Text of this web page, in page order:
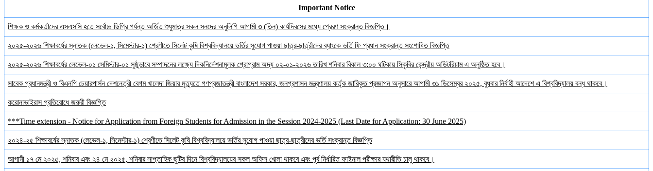
Important Notice
শিক্ষক ও কর্মকর্তাদের এসএসসি হতে সর্বোচ্চ ডিগ্রি পর্যন্ত অর্জিত শুধুমাত্র সকল সনদের অনুলিপি আগামী ৩ (তিন) কার্যদিবসের মধ্যে প্রেরণ সংক্রান্ত বিজ্ঞপ্তি।
২০২৫-২০২৬ শিক্ষাবর্ষের স্নাতক (লেভেল-১, সিমেস্টার-১) শ্রেণীতে সিলেট কৃষি বিশ্ববিদ্যালয়ে ভর্তির সুযোগ পাওয়া ছাত্র-ছাত্রীদের ব্যাংকে ভর্তি ফি প্রধান সংক্রান্ত সংশোধিত বিজ্ঞপ্তি
২০২৫-২০২৬ শিক্ষাবর্ষের লেভেল-০১ সেমিস্টার-০১ সুষ্ঠুভাবে সম্পাদনের লক্ষ্যে দিকনির্দেশনামূলক প্রোগ্রাম অদ্য ০২-০১-২০২৬ তারিখ শনিবার বিকাল ৩:০০ ঘটিকায় সিকৃবির কেন্দ্রীয় অডিটরিয়াম এ অনুষ্ঠিত হবে।
সাবেক প্রধানমন্ত্রী ও বিএনপি চেয়ারপার্সন দেশনেত্রী বেগম খালেদা জিয়ার মৃত্যুতে গণপ্রজাতন্ত্রী বাংলাদেশ সরকার, জনপ্রশাসন মন্ত্রণালয় কর্তৃক জারিকৃত প্রজ্ঞাপন অনুসারে আগামী ৩১ ডিসেম্বর ২০২৫, বুধবার নির্বাহী আদেশে এ বিশ্ববিদ্যালয় বন্ধ থাকবে।
করোনাভাইরাস প্রতিরোধে জরুরী বিজ্ঞপ্তি
***Time extension - Notice for Application from Foreign Students for Admission in the Session 2024-2025 (Last Date for Application: 30 June 2025)
২০২৪-২৫ শিক্ষাবর্ষের স্নাতক (লেভেল-১, সিমেস্টার-১) শ্রেণীতে সিলেট কৃষি বিশ্ববিদ্যালয়ে ভর্তির সুযোগ পাওয়া ছাত্র-ছাত্রীদের ভর্তি সংক্রান্ত বিজ্ঞপ্তি
আগামী ১৭ মে ২০২৫, শনিবার এবং ২৪ মে ২০২৫, শনিবার সাপ্তাহিক ছুটির দিনে বিশ্ববিদ্যালয়ের সকল অফিস খোলা থাকবে এবং পূর্ব নির্ধারিত ফাইনাল পরীক্ষার যথারীতি চালু থাকবে।